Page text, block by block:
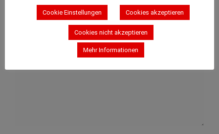
Deine E-Mail-Adresse wird nicht veröffentlicht.
Cookie Einstellungen Cookies akzeptieren
Cookies nicht akzeptieren
Mehr Informationen